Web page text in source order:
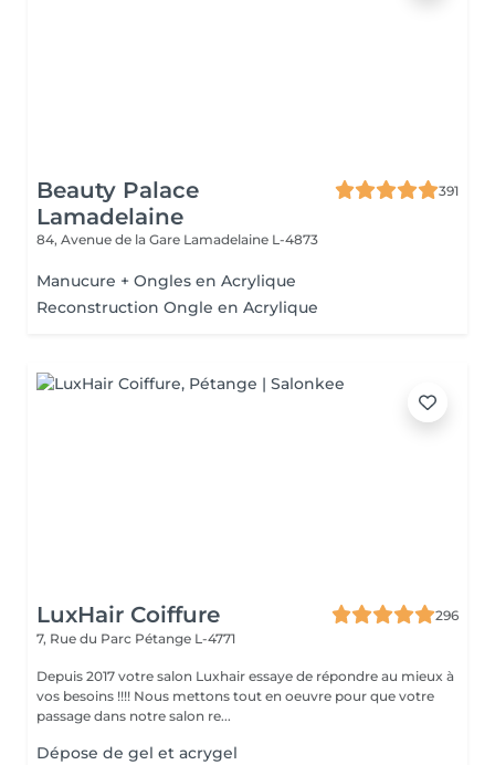
Beauty Palace
Lamadelaine
391
84, Avenue de la Gare Lamadelaine L-4873
Manucure + Ongles en Acrylique
Reconstruction Ongle en Acrylique
LuxHair Coiffure
296
7, Rue du Parc Pétange L-4771
Depuis 2017 votre salon Luxhair essaye de répondre au mieux à
vos besoins !!!! Nous mettons tout en oeuvre pour que votre
passage dans notre salon re...
Dépose de gel et acrygel